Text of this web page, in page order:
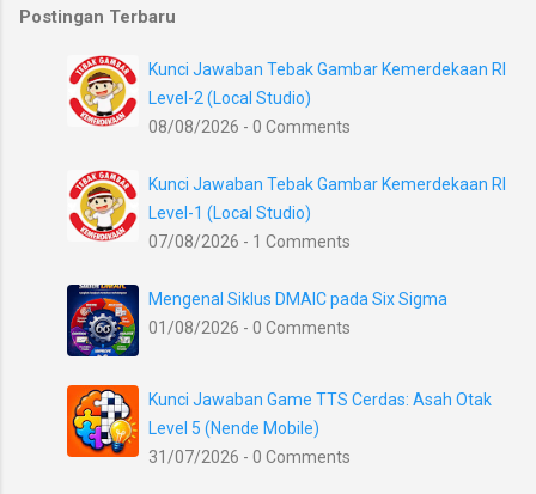
Postingan Terbaru
Kunci Jawaban Tebak Gambar Kemerdekaan RI
Level-2 (Local Studio)
08/08/2026 - 0 Comments
Kunci Jawaban Tebak Gambar Kemerdekaan RI
Level-1 (Local Studio)
07/08/2026 - 1 Comments
Mengenal Siklus DMAIC pada Six Sigma
01/08/2026 - 0 Comments
Kunci Jawaban Game TTS Cerdas: Asah Otak
Level 5 (Nende Mobile)
31/07/2026 - 0 Comments